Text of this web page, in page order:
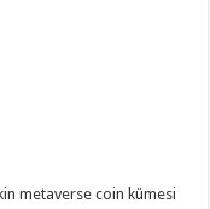
metaverse coin kümesi